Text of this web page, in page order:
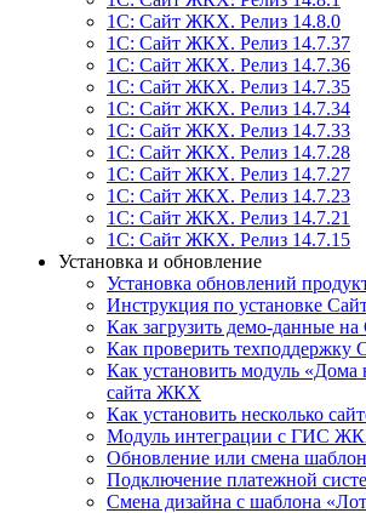
1С: Сайт ЖКХ. Релиз 14.8.0
1С: Сайт ЖКХ. Релиз 14.7.37
1С: Сайт ЖКХ. Релиз 14.7.36
1С: Сайт ЖКХ. Релиз 14.7.35
1С: Сайт ЖКХ. Релиз 14.7.34
1С: Сайт ЖКХ. Релиз 14.7.33
1С: Сайт ЖКХ. Релиз 14.7.28
1С: Сайт ЖКХ. Релиз 14.7.27
1С: Сайт ЖКХ. Релиз 14.7.23
1С: Сайт ЖКХ. Релиз 14.7.21
1С: Сайт ЖКХ. Релиз 14.7.15
Установка и обновление
Установка обновлений
Инструкция по установке
Как загрузить демо-данные на
Как проверить техподдержку
Как установить модуль «Дома
сайта ЖКХ
Как установить несколько
Модуль интеграции с ГИС
Обновление или смена
Подключение платежной
Смена дизайна с шаблона